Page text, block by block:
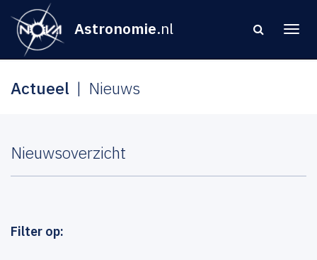
Astronomie.nl
Actueel Nieuws
Nieuwsoverzicht
Filter op: